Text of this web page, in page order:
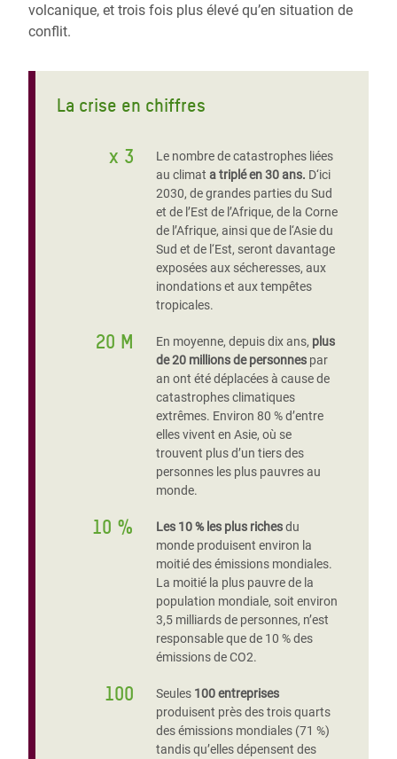
volcanique, et trois fois plus élevé qu’en situation de
conflit.
La crise en chiffres
x 3
Le nombre de catastrophes liées
au climat a triplé en 30 ans. D‘ici
2030, de grandes parties du Sud
et de l’Est de l’Afrique, de la Corne
de l’Afrique, ainsi que de l‘Asie du
Sud et de l‘Est, seront davantage
exposées aux sécheresses, aux
inondations et aux tempêtes
tropicales.
20 M En moyenne, depuis dix ans, plus
de 20 millions de personnespar
an ont été déplacées à cause de
catastrophes climatiques
extrêmes. Environ 80 % d’entre
elles vivent en Asie, où se
trouvent plus d’un tiers des
personnes les plus pauvres au
monde.
10 % Les 10 % les plus richesdu
monde produisent environ la
moitié des émissions mondiales.
La moitié la plus pauvre de la
population mondiale, soit environ
3,5 milliards de personnes, n’est
responsable que de 10 % des
émissions de CO2.
100 Seules 100 entreprises
produisent près des trois quarts
des émissions mondiales (71 %)
tandis qu’elles dépensent des